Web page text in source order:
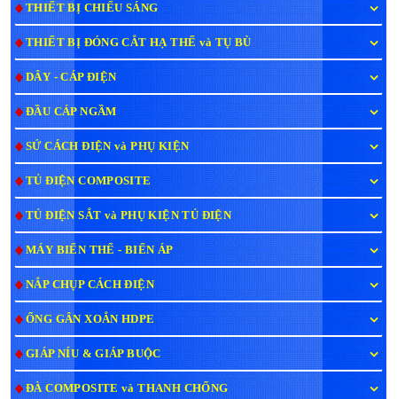
THIẾT BỊ CHIẾU SÁNG
THIẾT BỊ ĐÓNG CẮT HẠ THẾ và TỤ BÙ
DÂY - CÁP ĐIỆN
ĐẦU CÁP NGẦM
SỨ CÁCH ĐIỆN và PHỤ KIỆN
TỦ ĐIỆN COMPOSITE
TỦ ĐIỆN SẮT và PHỤ KIỆN TỦ ĐIỆN
MÁY BIẾN THẾ - BIẾN ÁP
NẮP CHỤP CÁCH ĐIỆN
ỐNG GÂN XOẮN HDPE
GIÁP NÍU & GIÁP BUỘC
ĐÀ COMPOSITE và THANH CHỐNG